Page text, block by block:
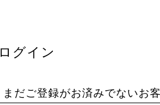
ログイン
まだご登録がお済みでないお